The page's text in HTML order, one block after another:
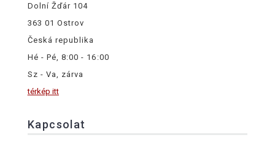
Dolní Žďár 104
363 01 Ostrov
Česká republika
Hé - Pé, 8:00 - 16:00
Sz - Va, zárva
térkép itt
Kapcsolat